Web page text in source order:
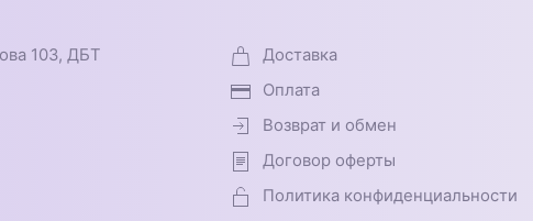
103, ДБТ
Доставка
Оплата
Возврат и обмен
Договор оферты
Политика конфиденциальности